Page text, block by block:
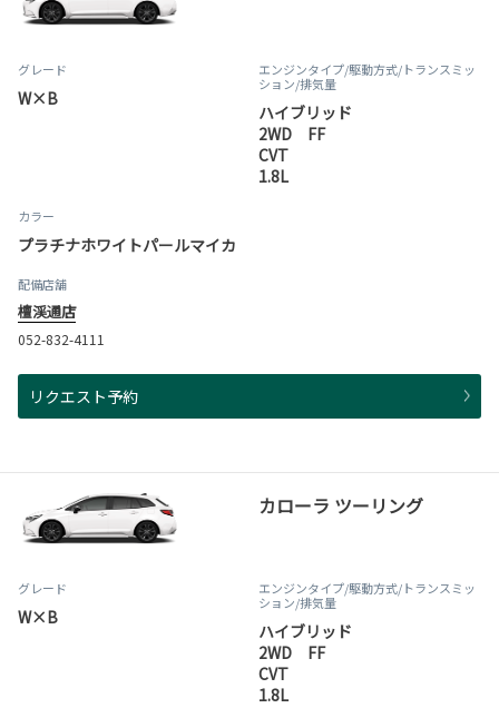
グレード
W×B
エンジンタイプ/駆動方式/トランスミッ
ション/排気量
ハイブリッド
2WD FF
CVT
1.8L
カラー
プラチナホワイトパールマイカ
配備店舗
檀渓通店
052-832-4111
リクエスト予約
カローラ ツーリング
グレード
W×B
エンジンタイプ/駆動方式/トランスミッ
ション/排気量
ハイブリッド
2WD FF
CVT
1.8L